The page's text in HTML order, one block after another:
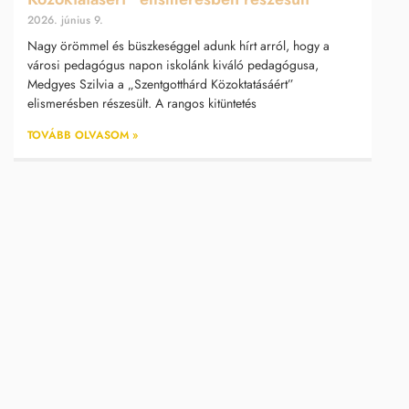
2026. június 9.
Nagy örömmel és büszkeséggel adunk hírt arról, hogy a
városi pedagógus napon iskolánk kiváló pedagógusa,
Medgyes Szilvia a „Szentgotthárd Közoktatásáért”
elismerésben részesült. A rangos kitüntetés
TOVÁBB OLVASOM »